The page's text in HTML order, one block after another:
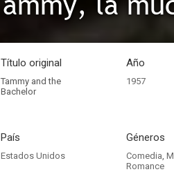
Título original
Tammy and the
Bachelor
Año
1957
País
Estados Unidos
Géneros
Comedia,
Romance